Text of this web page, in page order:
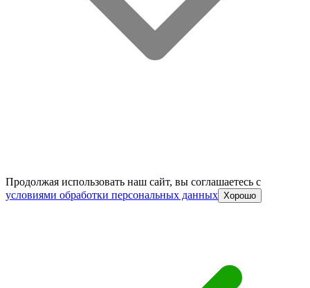
Продолжая использовать наш сайт, вы соглашаетесь c
условиями обработки персональных данных Хорошо